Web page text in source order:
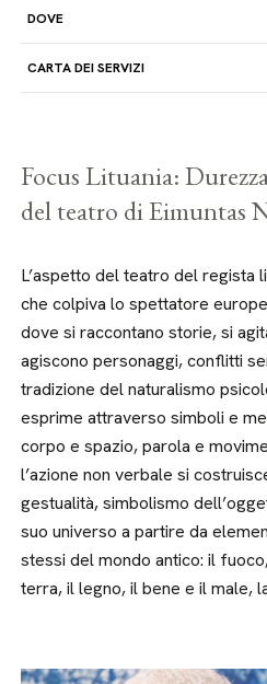
DOVE
CARTA DEI SERVIZI
Focus Lituania:
del teatro di Eimuntas
L’aspetto del teatro del regista
che colpiva lo spettatore
dove si raccontano storie, si
agiscono personaggi, conflitti
tradizione del naturalismo
esprime attraverso simboli e
corpo e spazio, parola e
l’azione non verbale si
gestualità, simbolismo
suo universo a partire da
stessi del mondo antico: il
terra, il legno, il bene e il male,